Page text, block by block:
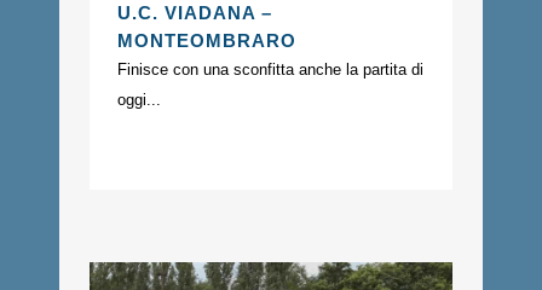
U.C. VIADANA –
MONTEOMBRARO
Finisce con una sconfitta anche la partita di
oggi...